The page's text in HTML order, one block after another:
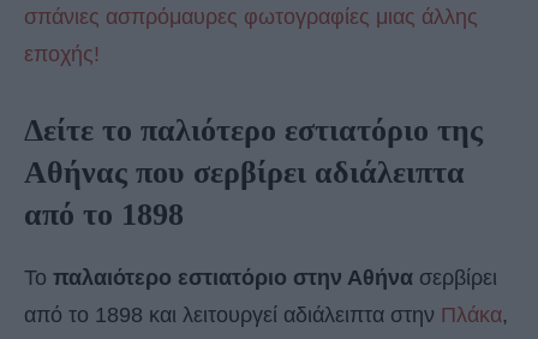
σπάνιες ασπρόμαυρες φωτογραφίες μιας άλλης
εποχής!
Δείτε το παλιότερο εστιατόριο της
Αθήνας που σερβίρει αδιάλειπτα
από το 1898
Το παλαιότερο εστιατόριο στην Αθήνα σερβίρει
από το 1898 και λειτουργεί αδιάλειπτα στην Πλάκα,